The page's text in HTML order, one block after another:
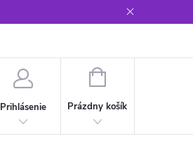
Prihlásenie
NÁKUPNÝ
Prázdny košík